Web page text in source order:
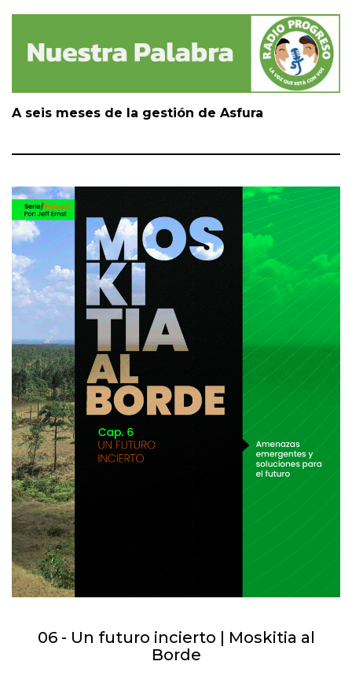
A seis meses de la gestión de Asfura
06 - Un futuro incierto | Moskitia al
Borde